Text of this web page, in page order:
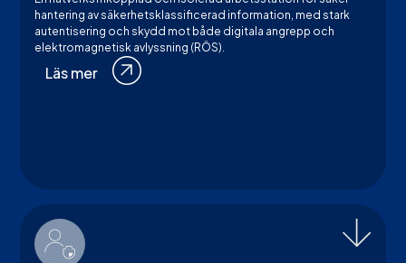
hantering av säkerhetsklassificerad information, med stark
autentisering och skydd mot både digitala angrepp och
elektromagnetisk avlyssning (RÖS).
Läs mer